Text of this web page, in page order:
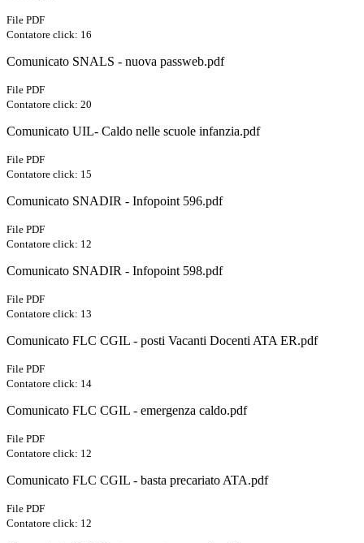
File PDF
Contatore click: 16
Comunicato SNALS - nuova passweb.pdf
File PDF
Contatore click: 20
Comunicato UIL- Caldo nelle scuole infanzia.pdf
File PDF
Contatore click: 15
Comunicato SNADIR - Infopoint 596.pdf
File PDF
Contatore click: 12
Comunicato SNADIR - Infopoint 598.pdf
File PDF
Contatore click: 13
Comunicato FLC CGIL - posti Vacanti Docenti ATA ER.pdf
File PDF
Contatore click: 14
Comunicato FLC CGIL - emergenza caldo.pdf
File PDF
Contatore click: 12
Comunicato FLC CGIL - basta precariato ATA.pdf
File PDF
Contatore click: 12